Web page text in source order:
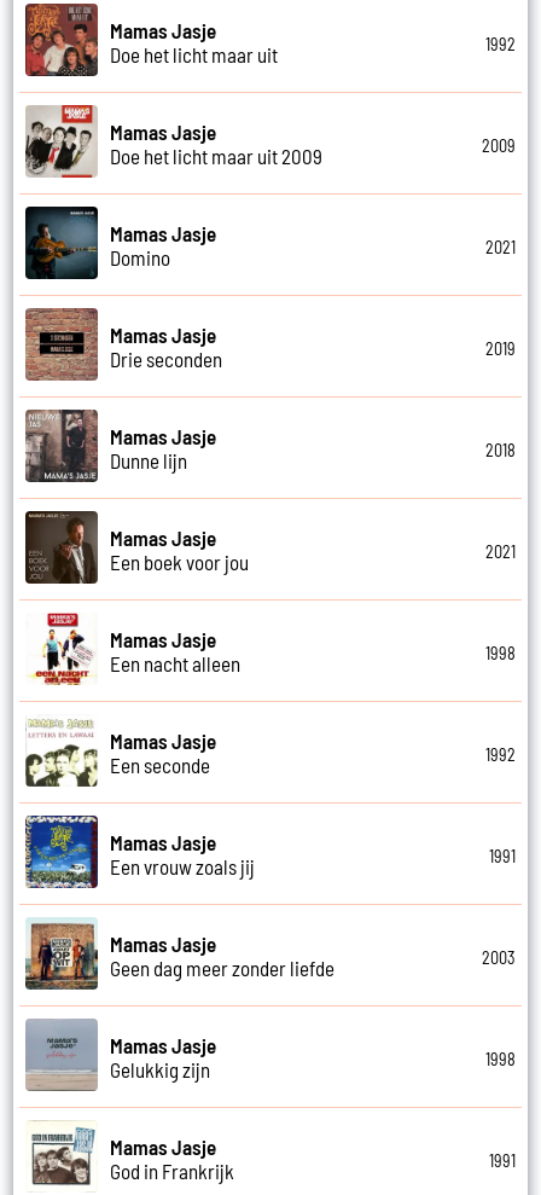
Mamas Jasje
Doe het licht maar uit
1992
Mamas Jasje
Doe het licht maar uit 2009
2009
Mamas Jasje
Domino
2021
Mamas Jasje
Drie seconden
2019
Mamas Jasje
Dunne lijn
2018
Mamas Jasje
Een boek voor jou
2021
Mamas Jasje
Een nacht alleen
1998
Mamas Jasje
Een seconde
1992
Mamas Jasje
Een vrouw zoals jij
1991
Mamas Jasje
Geen dag meer zonder liefde
2003
Mamas Jasje
Gelukkig zijn
1998
Mamas Jasje
God in Frankrijk
1991